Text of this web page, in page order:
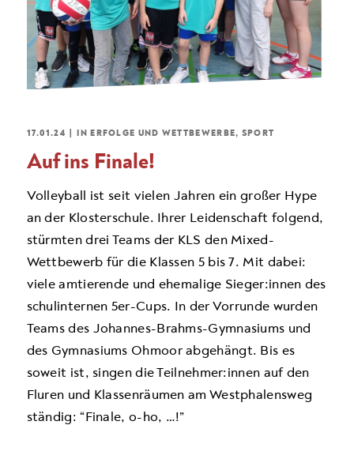
17.01.24 IN ERFOLGE UND WETTBEWERBE, SPORT
Auf ins Finale!
Volleyball ist seit vielen Jahren ein großer Hype
an der Klosterschule. Ihrer Leidenschaft folgend,
stürmten drei Teams der KLS den Mixed-
Wettbewerb für die Klassen 5 bis 7. Mit dabei:
viele amtierende und ehemalige Sieger:innen des
schulinternen 5er-Cups. In der Vorrunde wurden
Teams des Johannes-Brahms-Gymnasiums und
des Gymnasiums Ohmoor abgehängt. Bis es
soweit ist, singen die Teilnehmer:innen auf den
Fluren und Klassenräumen am Westphalensweg
ständig: “Finale, o-ho, …!”